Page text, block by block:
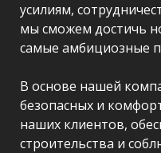
усилиям,
мы сможем достичь
самые амбициозные
В основе нашей
безопасных и
наших клиентов,
строительства и